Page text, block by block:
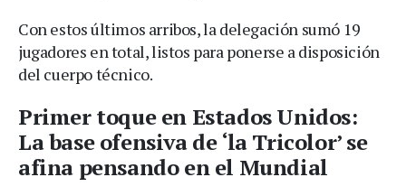
Con estos últimos arribos, la delegación sumó 19
jugadores en total, listos para ponerse a disposición
del cuerpo técnico.
Primer toque en Estados Unidos:
La base ofensiva de ‘la Tricolor’ se
afina pensando en el Mundial